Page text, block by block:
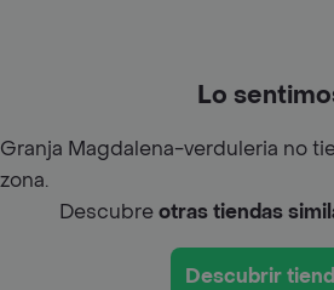
Lo
Granja Magdalena-verduleria no
zona.
Descubreotras tiendas
Descubrir